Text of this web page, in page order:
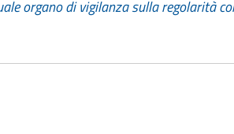
organo di vigilanza sulla regolarità